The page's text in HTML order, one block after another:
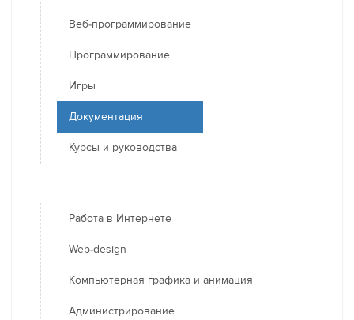
Веб-программирование
Программирование
Игры
Документация
Курсы и руководства
Работа в Интернете
Web-design
Компьютерная графика и анимация
Администрирование